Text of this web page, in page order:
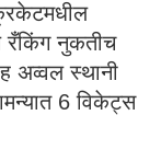
रँकिंग नुकतीच
अव्वल स्थानी
6 विकेट्स